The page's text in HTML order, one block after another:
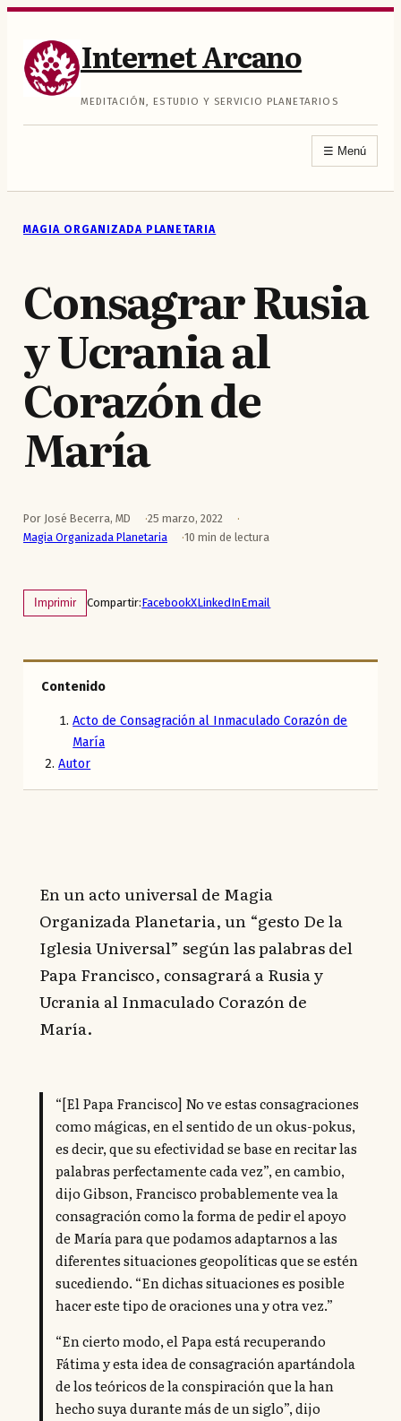
Saltar
contenido Internet Arcano
MEDITACIÓN, ESTUDIO Y SERVICIO PLANETARIOS
☰ Menú
MAGIA ORGANIZADA PLANETARIA
Consagrar Rusia
y Ucrania al
Corazón de
María
Por José Becerra, MD
25 marzo, 2022
Magia Organizada Planetaria
10 min de lectura
Imprimir Compartir:FacebookXLinkedInEmail
Contenido
Acto de Consagración al Inmaculado Corazón de
María
Autor
En un acto universal de Magia
Organizada Planetaria, un “gesto De la
Iglesia Universal” según las palabras del
Papa Francisco, consagrará a Rusia y
Ucrania al Inmaculado Corazón de
María.
“[El Papa Francisco] No ve estas consagraciones
como mágicas, en el sentido de un okus-pokus,
es decir, que su efectividad se base en recitar las
palabras perfectamente cada vez”, en cambio,
dijo Gibson, Francisco probablemente vea la
consagración como la forma de pedir el apoyo
de María para que podamos adaptarnos a las
diferentes situaciones geopolíticas que se estén
sucediendo. “En dichas situaciones es posible
hacer este tipo de oraciones una y otra vez.”
“En cierto modo, el Papa está recuperando
Fátima y esta idea de consagración apartándola
de los teóricos de la conspiración que la han
hecho suya durante más de un siglo”, dijo